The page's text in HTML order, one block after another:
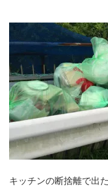
キッチンの断捨離で出